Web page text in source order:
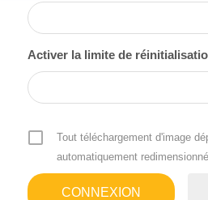
Activer la limite de
Tout téléchargement d'image
automatiquement